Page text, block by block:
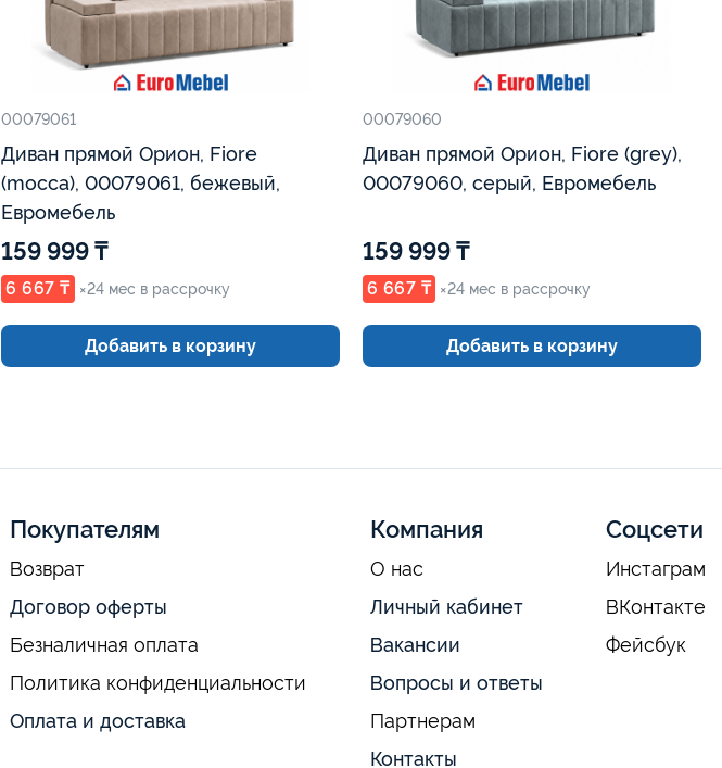
00079061
Диван прямой Орион, Fiore
(mocca), 00079061, бежевый,
Евромебель
159 999 ₸
6 667 ₸ ×24 мес в рассрочку
Добавить в корзину
00079060
Диван прямой Орион, Fiore (grey),
00079060, серый, Евромебель
159 999 ₸
6 667 ₸ ×24 мес в рассрочку
Добавить в корзину
Покупателям
Возврат
Договор оферты
Безналичная оплата
Политика конфиденциальности
Оплата и доставка
Компания
О нас
Личный кабинет
Вакансии
Вопросы и ответы
Партнерам
Контакты
Соцсети
Инстаграм
ВКонтакте
Фейсбук